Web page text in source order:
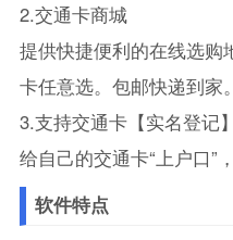
2.交通卡商城
提供快捷便利的在线选购
卡任意选。包邮快递到家。
3.支持交通卡【实名登记】
给自己的交通卡“上户口”
软件特点